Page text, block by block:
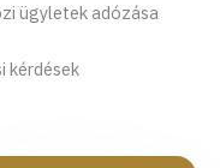
ügyletek adózása
kérdések